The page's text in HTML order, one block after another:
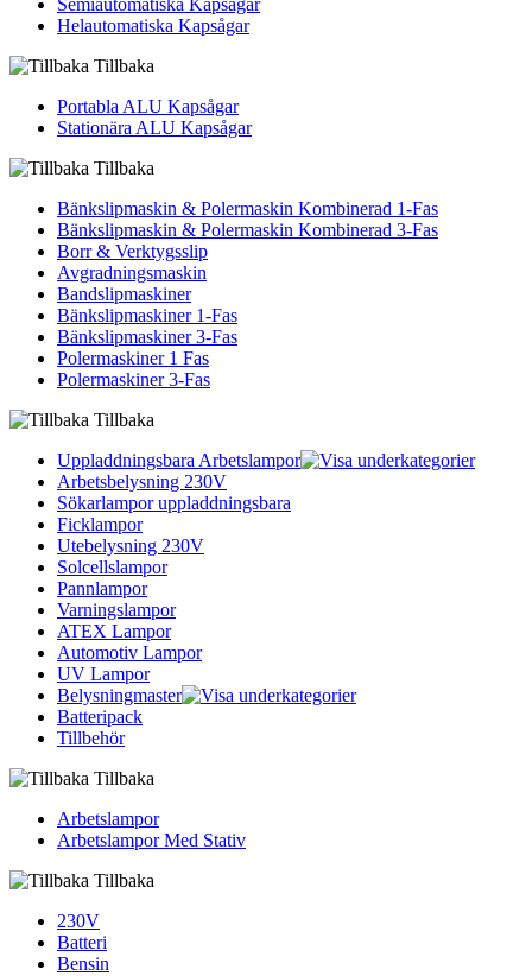
Helautomatiska Kapsågar
Tillbaka
Portabla ALU Kapsågar
Stationära ALU Kapsågar
Tillbaka
Bänkslipmaskin & Polermaskin Kombinerad 1-Fas
Bänkslipmaskin & Polermaskin Kombinerad 3-Fas
Borr & Verktygsslip
Avgradningsmaskin
Bandslipmaskiner
Bänkslipmaskiner 1-Fas
Bänkslipmaskiner 3-Fas
Polermaskiner 1 Fas
Polermaskiner 3-Fas
Tillbaka
Uppladdningsbara Arbetslampor
Arbetsbelysning 230V
Sökarlampor uppladdningsbara
Ficklampor
Utebelysning 230V
Solcellslampor
Pannlampor
Varningslampor
ATEX Lampor
Automotiv Lampor
UV Lampor
Belysningmaster
Batteripack
Tillbehör
Tillbaka
Arbetslampor
Arbetslampor Med Stativ
Tillbaka
230V
Batteri
Bensin